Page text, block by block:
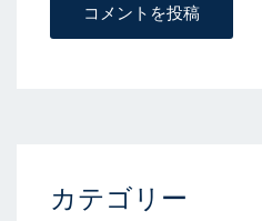
コメントを投稿
カテゴリー